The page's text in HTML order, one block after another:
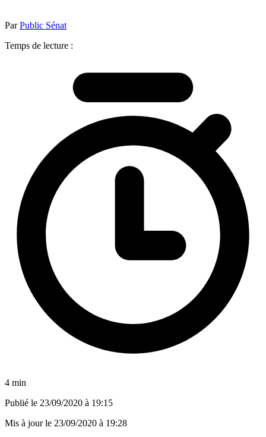
ParPublic Sénat
Temps de lecture :
4 min
Publié le 23/09/2020 à 19:15
Mis à jour le 23/09/2020 à 19:28